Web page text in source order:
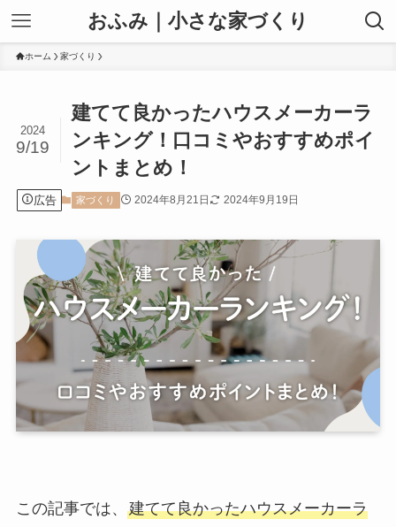
おふみ｜小さな家づくり
ホーム 家づくり
建てて良かったハウスメーカーラ
ンキング！口コミやおすすめポイ
ントまとめ！
2024
9/19
広告 家づくり 2024年8月21日 2024年9月19日
この記事では、 建てて良かったハウスメーカーラ